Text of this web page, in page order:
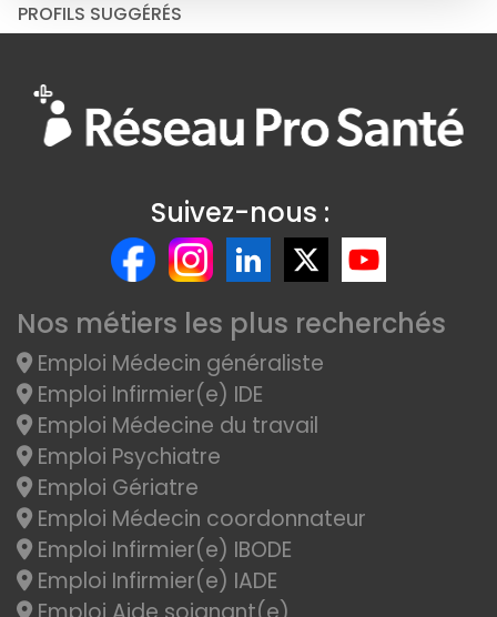
PROFILS SUGGÉRÉS
Suivez-nous :
Nos métiers les plus recherchés
Emploi Médecin généraliste
Emploi Infirmier(e) IDE
Emploi Médecine du travail
Emploi Psychiatre
Emploi Gériatre
Emploi Médecin coordonnateur
Emploi Infirmier(e) IBODE
Emploi Infirmier(e) IADE